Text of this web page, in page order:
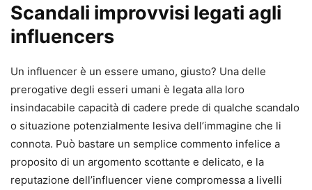
Scandali improvvisi legati agli
influencers
Un influencer è un essere umano, giusto? Una delle
prerogative degli esseri umani è legata alla loro
insindacabile capacità di cadere prede di qualche scandalo
o situazione potenzialmente lesiva dell’immagine che li
connota. Può bastare un semplice commento infelice a
proposito di un argomento scottante e delicato, e la
reputazione dell’influencer viene compromessa a livelli